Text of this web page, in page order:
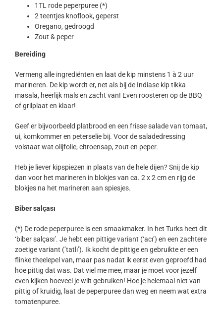
1TL rode peperpuree (*)
2 teentjes knoflook, geperst
Oregano, gedroogd
Zout & peper
Bereiding
Vermeng alle ingrediënten en laat de kip minstens 1 à 2 uur
marineren. De kip wordt er, net als bij de Indiase kip tikka
masala, heerlijk mals en zacht van! Even roosteren op de BBQ
of grilplaat en klaar!
Geef er bijvoorbeeld platbrood en een frisse salade van tomaat,
ui, komkommer en peterselie bij. Voor de saladedressing
volstaat wat olijfolie, citroensap, zout en peper.
Heb je liever kipspiezen in plaats van de hele dijen? Snij de kip
dan voor het marineren in blokjes van ca. 2 x 2 cm en rijg de
blokjes na het marineren aan spiesjes.
Biber salçası
(*) De rode peperpuree is een smaakmaker. In het Turks heet dit
‘biber salçası’. Je hebt een pittige variant (‘acı’) en een zachtere
zoetige variant (’tatlı’). Ik kocht de pittige en gebruikte er een
flinke theelepel van, maar pas nadat ik eerst even geproefd had
hoe pittig dat was. Dat viel me mee, maar je moet voor jezelf
even kijken hoeveel je wilt gebruiken! Hoe je helemaal niet van
pittig of kruidig, laat de peperpuree dan weg en neem wat extra
tomatenpuree.